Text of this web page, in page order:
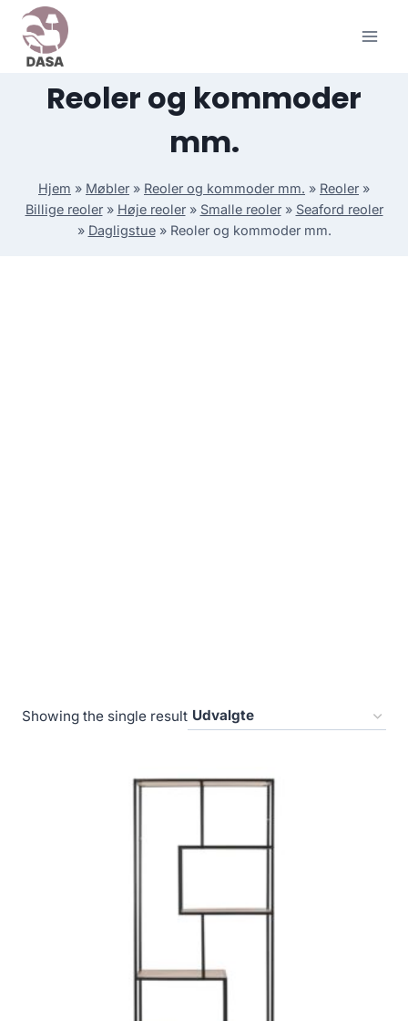
Skip
content
Reoler og kommoder
mm.
Hjem » Møbler » Reoler og kommoder mm. » Reoler »
Billige reoler» Høje reoler» Smalle reoler» Seaford reoler
» Dagligstue» Reoler og kommoder mm.
Showing the single result